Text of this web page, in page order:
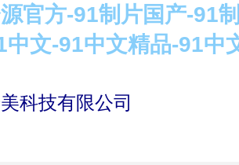
官方-91制片国产-91
文-91中文精品-91中
科技有限公司